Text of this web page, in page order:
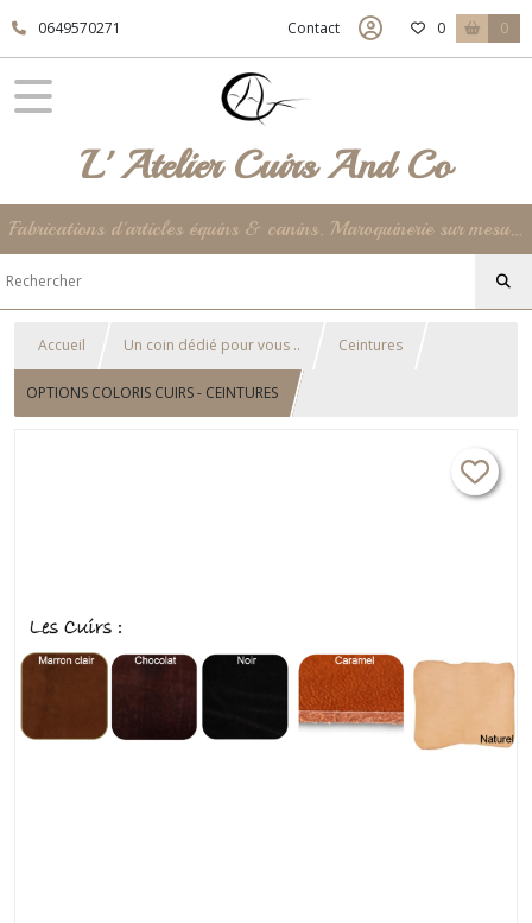
0649570271 Contact 0 0
L' Atelier Cuirs And Co
Fabrications d'articles équins & canins. Maroquinerie sur mesure et unique jusqu'à la déco de votre intérieur ... 100% Made In France !
Accueil Un coin dédié pour vous .. Ceintures
OPTIONS COLORIS CUIRS - CEINTURES